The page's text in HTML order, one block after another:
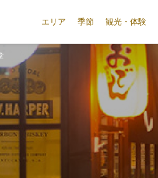
エリア 季節 観光・体験